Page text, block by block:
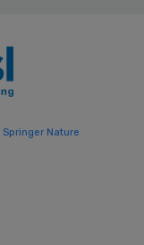
Springer Nature